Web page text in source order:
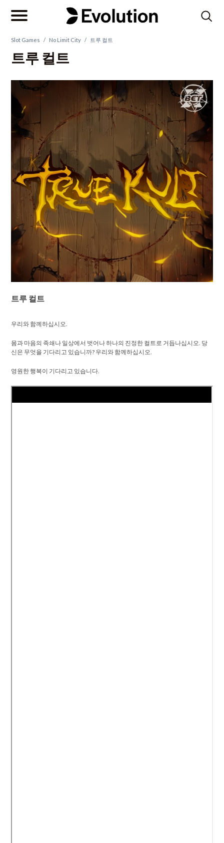
Slot Games / No Limit City / 트루 컬트
트루 컬트
트루 컬트
우리와 함께하십시오.
몸과 마음의 족쇄나 일상에서 벗어나 하나의 진정한 컬트로 거듭나십시오. 당
신은 무엇을 기다리고 있습니까? 우리와 함께하십시오.
영원한 행복이 기다리고 있습니다.